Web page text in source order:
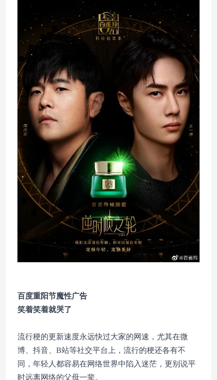
百度重阳节魔性广告
笑着笑着就哭了
流行梗的更新速度永远快过大家的网速，尤其在微
博、抖音、B站等社交平台上，流行的梗还各有不
同，年轻人都容易在网络世界中陷入迷茫，更别说平
时远离网络的父母一辈。